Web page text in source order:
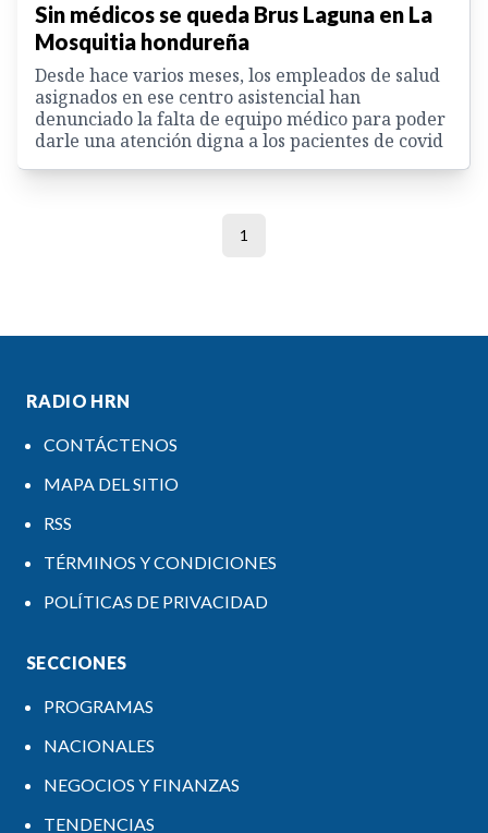
Sin médicos se queda Brus Laguna en La
Mosquitia hondureña
Desde hace varios meses, los empleados de salud
asignados en ese centro asistencial han
denunciado la falta de equipo médico para poder
darle una atención digna a los pacientes de covid
1
RADIO HRN
CONTÁCTENOS
MAPA DEL SITIO
RSS
TÉRMINOS Y CONDICIONES
POLÍTICAS DE PRIVACIDAD
SECCIONES
PROGRAMAS
NACIONALES
NEGOCIOS Y FINANZAS
TENDENCIAS